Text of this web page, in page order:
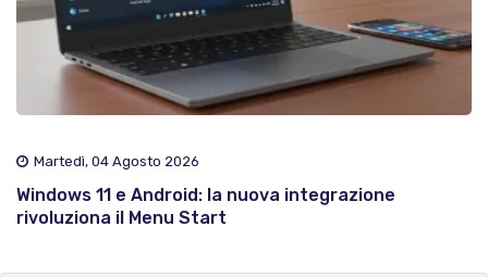
Martedì, 04 Agosto 2026
Windows 11 e Android: la nuova integrazione
rivoluziona il Menu Start